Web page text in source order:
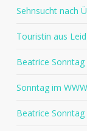
Sehnsucht nach
Touristin aus
Beatrice Sonntag
Sonntag im WWW
Beatrice